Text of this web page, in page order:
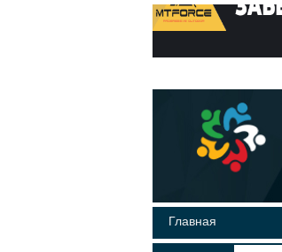
Главная